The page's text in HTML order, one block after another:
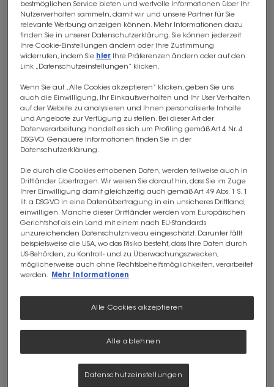
von einer enormen Anzahl an
Mikroorganismen besiedelt, die
zusammen als Mikrobiom oder
Mikrobiota bezeichnet werden. Die
Begriffe Mikrobiota und Mikrobiom
werden oft als Synonym
verwendet.
Die Definition desMikrobioms
bezieht sich auf
alle
Mikroorganismen
genetisches Material, die in einer
gemeinsamen Umgebung
vorkommen und dem Beitrag, den
diese Mikroorganismen zur
Gesundheit des menschlichen
Körpers leisten (oder eben nicht).
Auch Krankheitserreger bilden
einen Teil des Mikrobioms.
die eigentlichenBakterien. Es gibt
unter anderem eine orale
Darm-Mikrobiota.
bestmöglichen Service bieten und wertvolle Informationen über Ihr
Nutzerverhalten sammeln, damit wir und unsere Partner für Sie
relevante Werbung anzeigen können. Mehr Informationen dazu
finden Sie in unserer Datenschutzerklärung. Sie können jederzeit
Ihre Cookie-Einstellungen ändern oder Ihre Zustimmung
widerrufen, indem Sie hier Ihre Präferenzen ändern oder auf den
Link „Datenschutzeinstellungen“ klicken.
Wenn Sie auf „Alle Cookies akzeptieren“ klicken, geben Sie uns
auch die Einwilligung, Ihr Einkaufsverhalten und Ihr User Verhalten
auf der Website zu analysieren und Ihnen personalisierte Inhalte
und Angebote zur Verfügung zu stellen. Bei dieser Art der
Datenverarbeitung handelt es sich um Profiling gemäß Art 4 Nr. 4
DSGVO. Genauere Informationen finden Sie in der
Datenschutzerklärung.
Die durch die Cookies erhobenen Daten, werden teilweise auch in
Drittländer übertragen. Wir weisen Sie darauf hin, dass Sie im Zuge
Ihrer Einwilligung damit gleichzeitig auch gemäß Art. 49 Abs. 1 S. 1
lit. a DSGVO in eine Datenübertragung in ein unsicheres Drittland,
einwilligen. Manche dieser Drittländer werden vom Europäischen
Gerichtshof als ein Land mit einem nach EU-Standards
unzureichenden Datenschutzniveau eingeschätzt. Darunter fällt
beispielsweise die USA, wo das Risiko besteht, dass Ihre Daten durch
US-Behörden, zu Kontroll- und zu Überwachungszwecken,
möglicherweise auch ohne Rechtsbehelfsmöglichkeiten, verarbeitet
werden.
Mehr Informationen
Alle ablehnen
Alle Cookies akzeptieren
Datenschutzeinstellungen